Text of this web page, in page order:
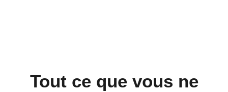
Tout ce que vous ne